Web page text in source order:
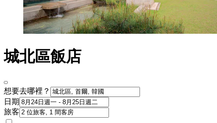
城北區飯店
想要去哪裡？
日期
旅客